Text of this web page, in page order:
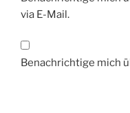
via E-Mail.
Benachrichtige mich